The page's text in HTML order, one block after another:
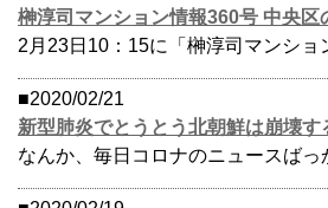
榊淳司マンション情報360号 中央区
2月23日10：15に「榊淳司マンシ
■2020/02/21
新型肺炎でとうとう北朝鮮は崩壊す
なんか、毎日コロナのニュースば